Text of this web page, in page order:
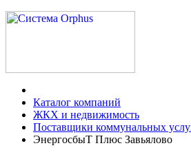
Каталог компаний
ЖКХ и недвижимость
Поставщики коммунальных
ЭнергосбыТ Плюс Завьялово